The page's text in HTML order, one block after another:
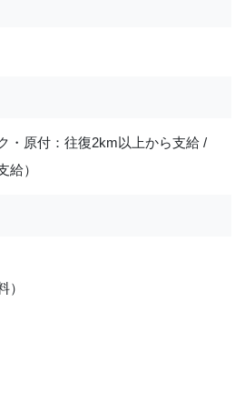
・原付：往復2km以上から支給 /
給）
）